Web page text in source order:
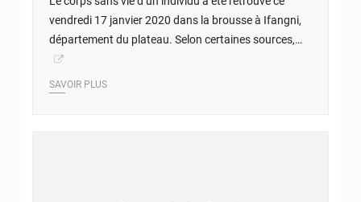
vendredi 17 janvier 2020 dans la brousse à Ifangni,
département du plateau. Selon certaines sources,…
SAVOIR PLUS